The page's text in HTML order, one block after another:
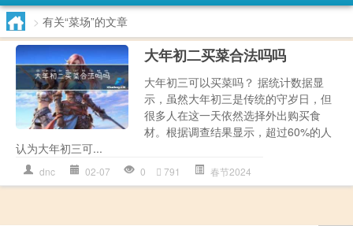
> 有关“菜场”的文章
大年初二买菜合法吗吗
大年初三可以买菜吗？ 据统计数据显
示，虽然大年初三是传统的守岁日，但
很多人在这一天依然选择外出购买食
材。根据调查结果显示，超过60%的人
认为大年初三可...
dnc 02-07 0 791 春节2024